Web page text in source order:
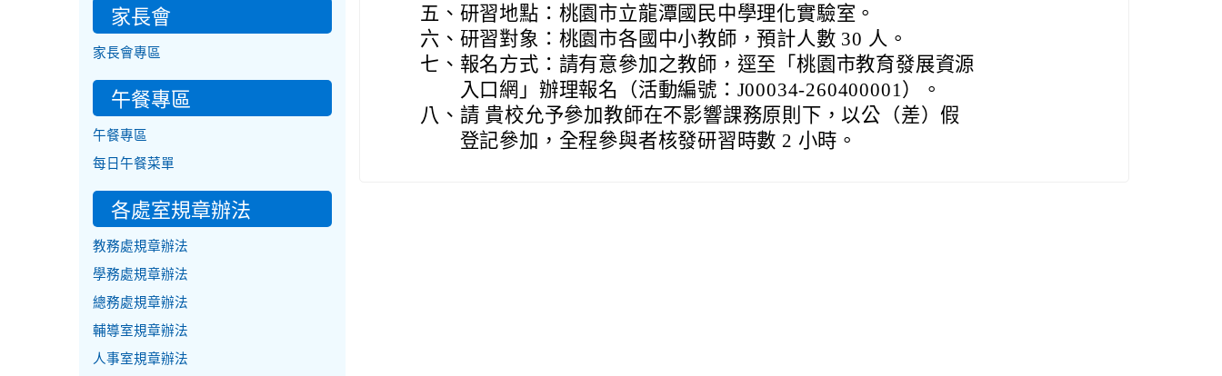
五、 研習地點：桃園市立龍潭國民中學理化實驗室。
六、 研習對象：桃園市各國中小教師，預計人數 30 人。
七、 報名方式：請有意參加之教師，逕至「桃園市教育發展資源
入口網」辦理報名（活動編號：J00034-260400001）。
八、 請 貴校允予參加教師在不影響課務原則下，以公（差）假
登記參加，全程參與者核發研習時數 2 小時。
家長會
家長會專區
午餐專區
午餐專區
每日午餐菜單
各處室規章辦法
教務處規章辦法
學務處規章辦法
總務處規章辦法
輔導室規章辦法
人事室規章辦法